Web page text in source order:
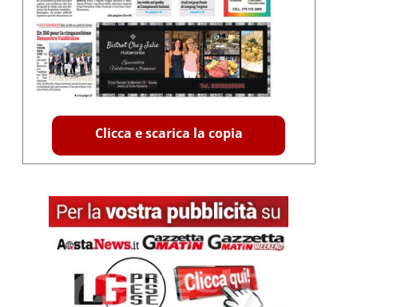
Clicca e scarica la copia